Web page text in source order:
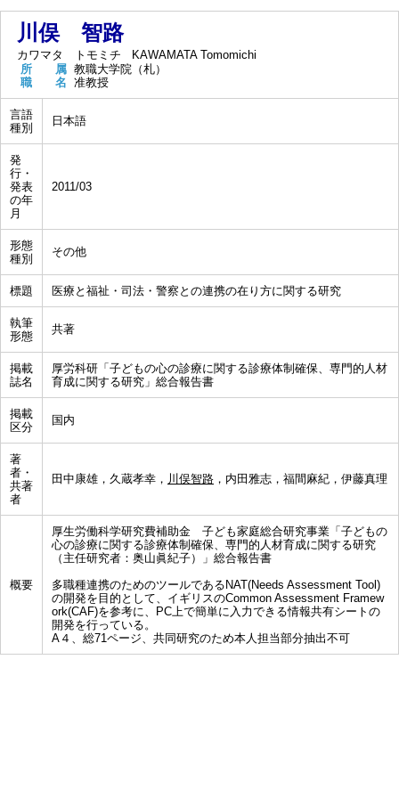
川俣 智路
カワマタ トモミチ
KAWAMATA Tomomichi
所 属 教職大学院（札）
職 名 准教授
言語
種別
日本語
発
行・
発表
の年
月
2011/03
形態
種別
その他
標題 医療と福祉・司法・警察との連携の在り方に関する研究
執筆
形態
共著
掲載
誌名
厚労科研「子どもの心の診療に関する診療体制確保、専門的人材
育成に関する研究」総合報告書
掲載
区分
国内
著
者・
共著
者
田中康雄，久蔵孝幸， 川俣智路 ，内田雅志，福間麻紀，伊藤真理
概要
厚生労働科学研究費補助金 子ども家庭総合研究事業「子どもの
心の診療に関する診療体制確保、専門的人材育成に関する研究
（主任研究者：奥山眞紀子）」総合報告書
多職種連携のためのツールであるNAT(Needs Assessment Tool)
の開発を目的として、イギリスのCommon Assessment Framew
ork(CAF)を参考に、PC上で簡単に入力できる情報共有シートの
開発を行っている。
A４、総71ページ、共同研究のため本人担当部分抽出不可